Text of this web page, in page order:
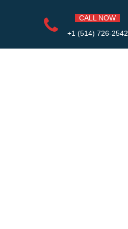
CALL NOW
+1 (514) 726-2542